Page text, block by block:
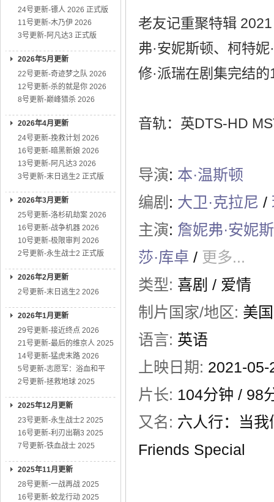
24号更新-镖人 2026 正式版
11号更新-木乃伊 2026
3号更新-阿凡达3 正式版
2026年5月更新
22号更新-奇迹梦之队 2026
12号更新-杀的就是你 2026
8号更新-巅峰猎杀 2026
2026年4月更新
24号更新-挽救计划 2026
16号更新-暗黑新娘 2026
13号更新-阿凡达3 2026
3号更新-末日逃生2 正式版
2026年3月更新
25号更新-洛杉矶劫案 2026
16号更新-战争机器 2026
10号更新-极限审判 2026
2号更新-永生战士2 正式版
2026年2月更新
2号更新-末日逃生2 2026
2026年1月更新
29号更新-接近终点 2026
21号更新-最后的维京人 2025
14号更新-猛虎末路 2026
5号更新-志愿军：浴血和平
2号更新-拯救地球 2025
2025年12月更新
23号更新-永生战士2 2025
16号更新-利刃出鞘3 2025
7号更新-铁血战士 2025
2025年11月更新
28号更新-一战再战 2025
16号更新-蛟龙行动 2025
老友记重聚特辑
弗·安妮斯顿、柯特
修·派瑞在剧集完结
音轨：英DTS-HD
导演: 本·温斯顿
编剧 : 大卫·克拉尼 /
主演: 詹妮弗·安妮
莎·库卓 / 更多...
类型: 喜剧 / 爱情
制片国家/地区: 美国
语言: 英语
上映日期: 2021-05-
片长: 104分钟 / 98
又名: 六人行：当
Friends Special